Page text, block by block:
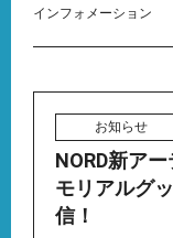
インフォメーション
お知らせ
NORD新ア
モリアルグ
信！